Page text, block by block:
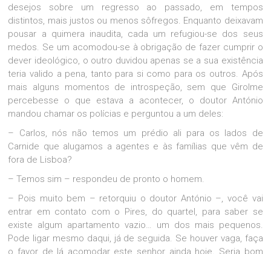
desejos sobre um regresso ao passado, em tempos
distintos, mais justos ou menos sôfregos. Enquanto deixavam
pousar a quimera inaudita, cada um refugiou-se dos seus
medos. Se um acomodou-se à obrigação de fazer cumprir o
dever ideológico, o outro duvidou apenas se a sua existência
teria valido a pena, tanto para si como para os outros. Após
mais alguns momentos de introspeção, sem que Girolme
percebesse o que estava a acontecer, o doutor António
mandou chamar os polícias e perguntou a um deles:
– Carlos, nós não temos um prédio ali para os lados de
Carnide que alugamos a agentes e às famílias que vêm de
fora de Lisboa?
– Temos sim – respondeu de pronto o homem.
– Pois muito bem – retorquiu o doutor António –, você vai
entrar em contato com o Pires, do quartel, para saber se
existe algum apartamento vazio… um dos mais pequenos.
Pode ligar mesmo daqui, já de seguida. Se houver vaga, faça
o favor de lá acomodar este senhor ainda hoje. Seria bom